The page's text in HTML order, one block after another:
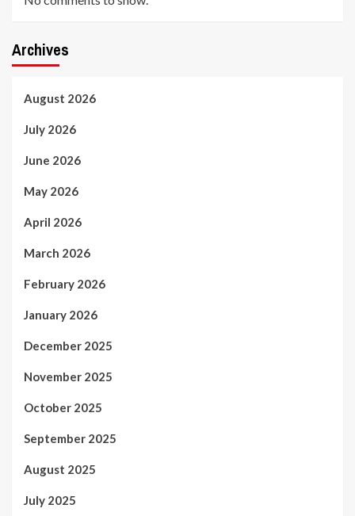
Archives
August 2026
July 2026
June 2026
May 2026
April 2026
March 2026
February 2026
January 2026
December 2025
November 2025
October 2025
September 2025
August 2025
July 2025